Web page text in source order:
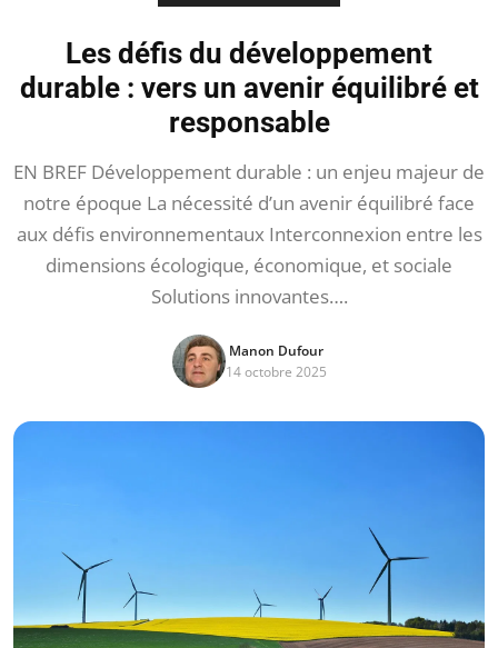
Les défis du développement
durable : vers un avenir équilibré et
responsable
EN BREF Développement durable : un enjeu majeur de
notre époque La nécessité d’un avenir équilibré face
aux défis environnementaux Interconnexion entre les
dimensions écologique, économique, et sociale
Solutions innovantes….
Manon Dufour
14 octobre 2025